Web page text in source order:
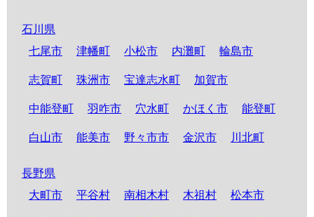
石川県
七尾市
津幡町 小松市 内灘町 輪島市
志賀町 珠洲市 宝達志水町 加賀市
中能登町 羽咋市 穴水町 かほく市 能登町
白山市 能美市 野々市市 金沢市 川北町
長野県
大町市
平谷村 南相木村 木祖村 松本市